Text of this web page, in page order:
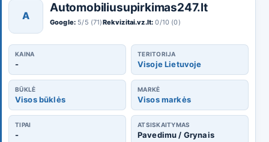
A
Automobiliusupirkimas247.lt
Google: 5/5 (71)Rekvizitai.vz.lt: 0/10 (0)
KAINA
-
TERITORIJA
Visoje Lietuvoje
BŪKLĖ
Visos būklės
MARKĖ
Visos markės
TIPAI
-
ATSISKAITYMAS
Pavedimu / Grynais